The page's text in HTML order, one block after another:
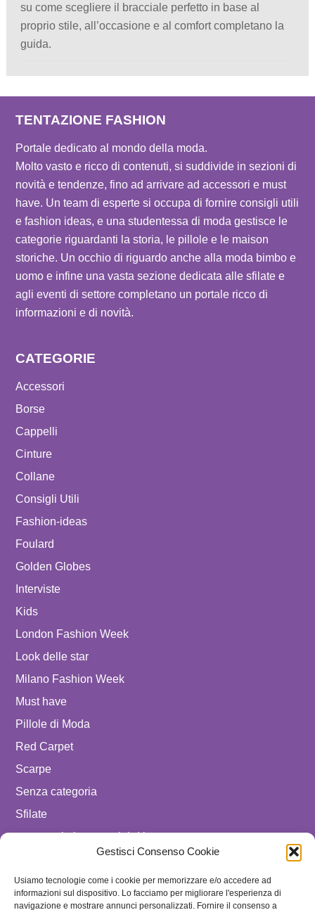
Gestisci Consenso Cookie
Usiamo tecnologie come i cookie per memorizzare e/o accedere ad
informazioni sul dispositivo. Lo facciamo per migliorare l'esperienza di
navigazione e mostrare annunci personalizzati. Fornire il consenso a
su come scegliere il bracciale perfetto in base al
proprio stile, all’occasione e al comfort completano la
guida.
TENTAZIONE FASHION
Portale dedicato al mondo della moda.
Molto vasto e ricco di contenuti, si suddivide in sezioni di
novità e tendenze, fino ad arrivare ad accessori e must
have. Un team di esperte si occupa di fornire consigli utili
e fashion ideas, e una studentessa di moda gestisce le
categorie riguardanti la storia, le pillole e le maison
storiche. Un occhio di riguardo anche alla moda bimbo e
uomo e infine una vasta sezione dedicata alle sfilate e
agli eventi di settore completano un portale ricco di
informazioni e di novità.
CATEGORIE
Accessori
Borse
Cappelli
Cinture
Collane
Consigli Utili
Fashion-ideas
Foulard
Golden Globes
Interviste
Kids
London Fashion Week
Look delle star
Milano Fashion Week
Must have
Pillole di Moda
Red Carpet
Scarpe
Senza categoria
Sfilate
spostare in luxury celebrities
Uomo